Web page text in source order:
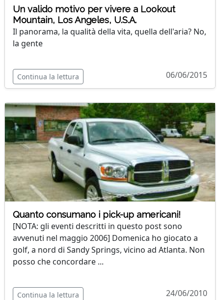
Un valido motivo per vivere a Lookout
Mountain, Los Angeles, U.S.A.
Il panorama, la qualità della vita, quella dell'aria? No,
la gente
Continua la lettura 06/06/2015
Quanto consumano i pick-up americani!
[NOTA: gli eventi descritti in questo post sono
avvenuti nel maggio 2006] Domenica ho giocato a
golf, a nord di Sandy Springs, vicino ad Atlanta. Non
posso che concordare ...
Continua la lettura 24/06/2010